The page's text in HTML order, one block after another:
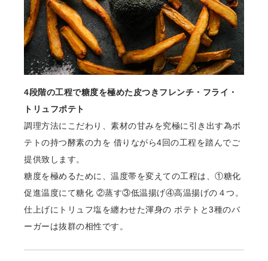
4段階の⼯程で糖度を極めた⽪つきフレンチ・フライ・
トリュフポテト
調理⽅法にこだわり、素材の⽢みを究極に引き出す為ポ
テトの持つ酵素の⼒を 借りながら4回の⼯程を踏んでご
提供致します。
糖度を極めるために、温度帯を変えての⼯程は、①糖化
促進温度にて糖化 ②蒸す③低温揚げ④⾼温揚げの４つ。
仕上げにトリュフ塩を纏わせた渾⾝の ポテトと3種のバ
ーガーは抜群の相性です。